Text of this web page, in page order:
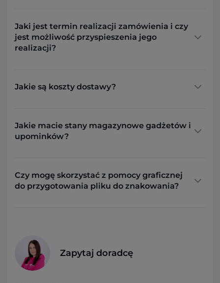
Jaki jest termin realizacji zamówienia i czy
jest możliwość przyspieszenia jego
realizacji?
Jakie są koszty dostawy?
Jakie macie stany magazynowe gadżetów i
upominków?
Czy mogę skorzystać z pomocy graficznej
do przygotowania pliku do znakowania?
Zapytaj doradcę